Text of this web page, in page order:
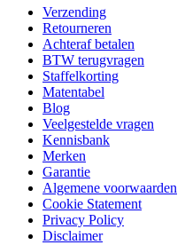
Verzending
Retourneren
Achteraf betalen
BTW terugvragen
Staffelkorting
Matentabel
Blog
Veelgestelde vragen
Kennisbank
Merken
Garantie
Algemene voorwaarden
Cookie Statement
Privacy Policy
Disclaimer